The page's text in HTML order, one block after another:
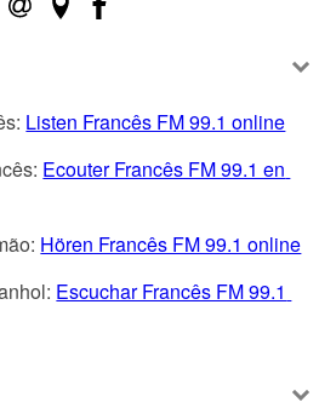
Listen Francês FM 99.1 online
Ecouter Francês FM 99.1 en
Hören Francês FM 99.1 online
Escuchar Francês FM 99.1